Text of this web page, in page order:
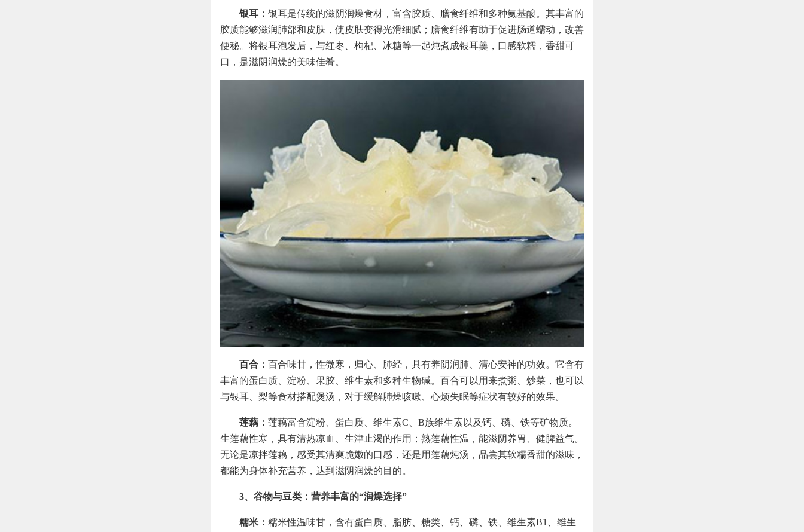
银耳： 银耳是传统的滋阴润燥食材，富含胶质、膳食纤维和多种氨基酸。其丰富的
胶质能够滋润肺部和皮肤，使皮肤变得光滑细腻；膳食纤维有助于促进肠道蠕动，改善
便秘。将银耳泡发后，与红枣、枸杞、冰糖等一起炖煮成银耳羹，口感软糯，香甜可
口，是滋阴润燥的美味佳肴。
百合： 百合味甘，性微寒，归心、肺经，具有养阴润肺、清心安神的功效。它含有
丰富的蛋白质、淀粉、果胶、维生素和多种生物碱。百合可以用来煮粥、炒菜，也可以
与银耳、梨等食材搭配煲汤，对于缓解肺燥咳嗽、心烦失眠等症状有较好的效果。
莲藕： 莲藕富含淀粉、蛋白质、维生素C、B族维生素以及钙、磷、铁等矿物质。
生莲藕性寒，具有清热凉血、生津止渴的作用；熟莲藕性温，能滋阴养胃、健脾益气。
无论是凉拌莲藕，感受其清爽脆嫩的口感，还是用莲藕炖汤，品尝其软糯香甜的滋味，
都能为身体补充营养，达到滋阴润燥的目的。
3、谷物与豆类：营养丰富的“润燥选择”
糯米： 糯米性温味甘，含有蛋白质、脂肪、糖类、钙、磷、铁、维生素B1、维生